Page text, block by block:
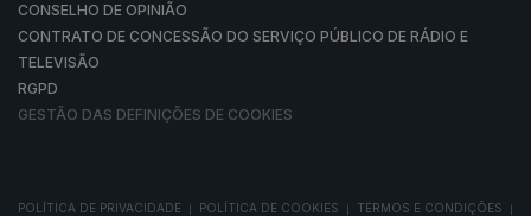
CONSELHO DE OPINIÃO
CONTRATO DE CONCESSÃO DO SERVIÇO PÚBLICO DE RÁDIO E
TELEVISÃO
RGPD
GESTÃO DAS DEFINIÇÕES DE COOKIES
POLÍTICA DE PRIVACIDADE POLÍTICA DE COOKIES TERMOS E CONDIÇÕES